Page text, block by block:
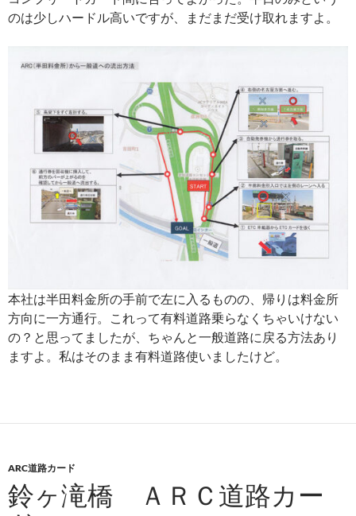
のは少しハードル高いですが、まだまだ受け取れますよ。
本社は半田料金所の手前で左に入るものの、帰りは料金所
方向に一方通行。これって有料道路乗らなくちゃいけない
の？と思ってましたが、ちゃんと一般道路に戻る方法あり
ますよ。私はそのまま有料道路使いましたけど。
ARC道路カード
鈴ヶ滝橋 ＡＲＣ道路カー